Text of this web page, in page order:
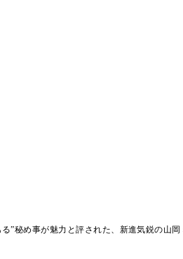
”秘め事が魅力と評された、新進気鋭の山